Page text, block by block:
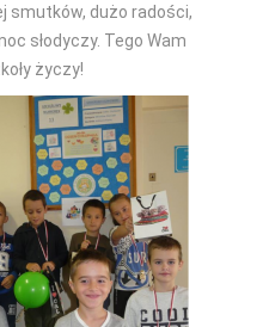
smutków, dużo radości,
słodyczy. Tego Wam
życzy!